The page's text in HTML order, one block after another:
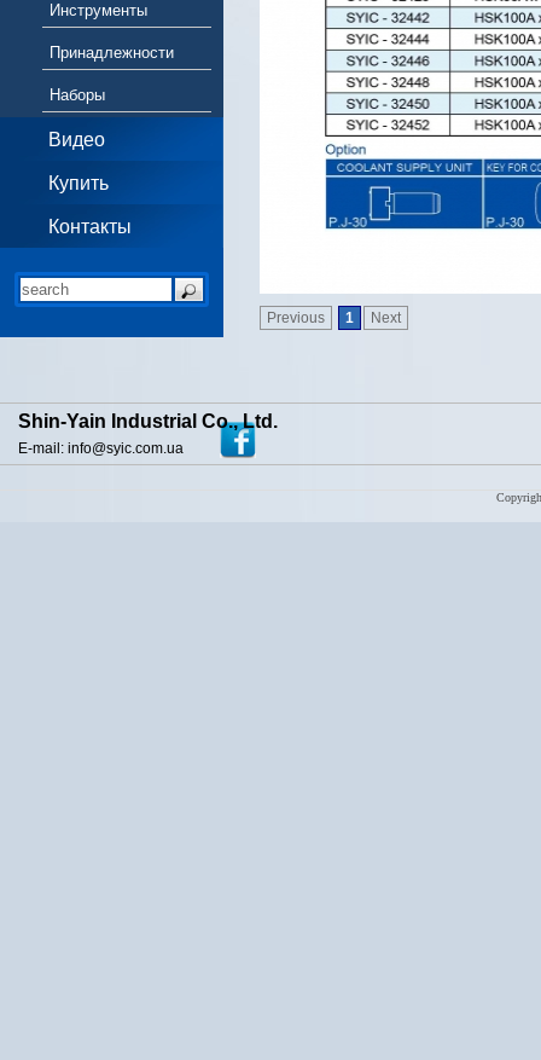
Инструменты
Принадлежности
Наборы
Видео
Купить
Контакты
Previous 1 Next
Shin-Yain Industrial Co., Ltd.
E-mail: info@syic.com.ua